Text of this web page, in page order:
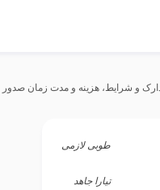
و شرایط، هزینه و مدت زمان صدور
طوبی لازمی
تیارا جاهد